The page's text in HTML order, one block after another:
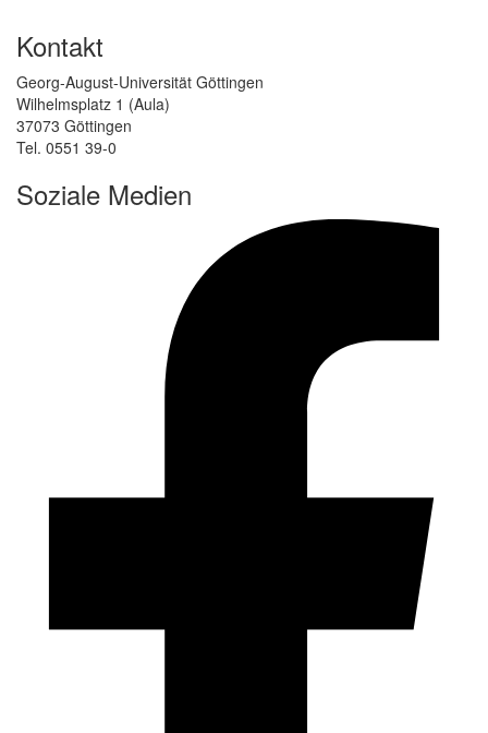
Kontakt
Georg-August-Universität Göttingen
Wilhelmsplatz 1 (Aula)
37073 Göttingen
Tel. 0551 39-0
Soziale Medien